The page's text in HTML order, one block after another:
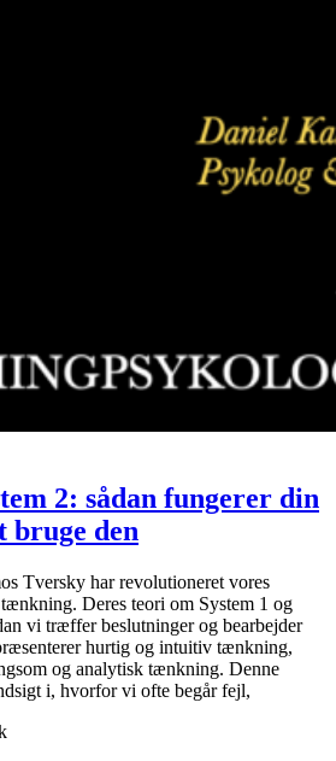
2: sådan fungerer din
bruge den
Tversky har revolutioneret vores
Deres teori om System 1 og
vi træffer beslutninger og bearbejder
hurtig og intuitiv tænkning,
og analytisk tænkning. Denne
i, hvorfor vi ofte begår fejl,